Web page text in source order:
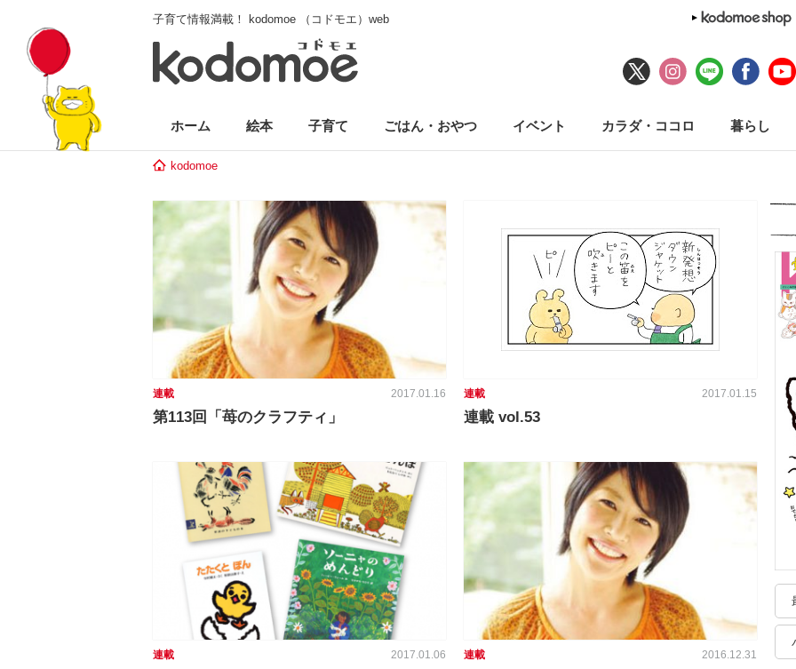
子育て情報満載！ kodomoe （コドモエ）web
ホーム 絵本 子育て ごはん・おやつ イベント カラダ・ココロ 暮らし
kodomoe
連載 2017.01.16
第113回「苺のクラフティ」
連載 2017.01.15
連載 vol.53
連載 2017.01.06 連載 2016.12.31